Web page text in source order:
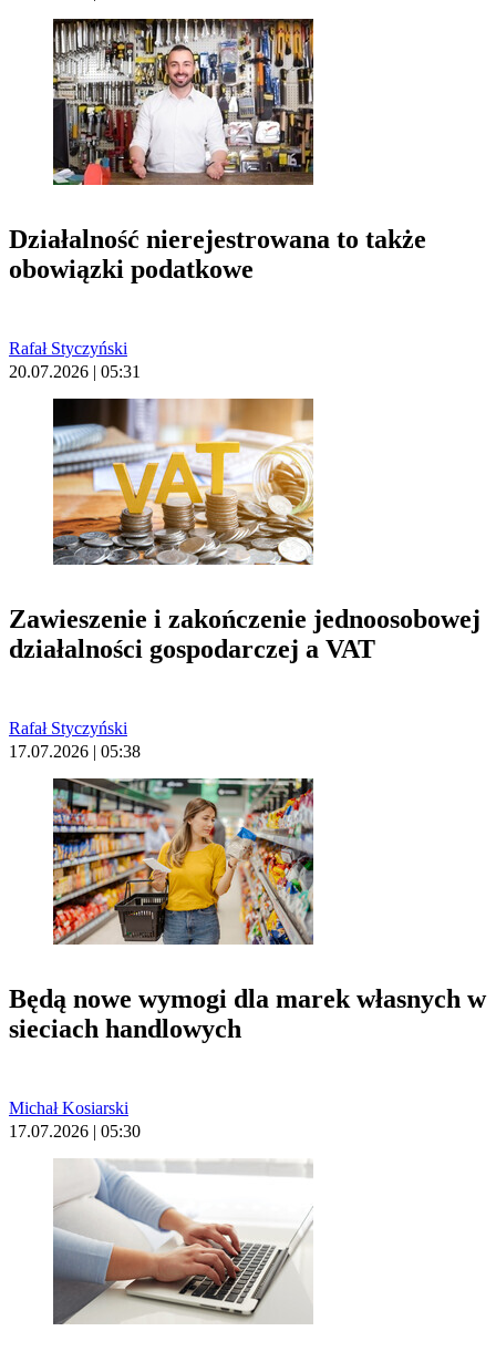
Działalność nierejestrowana to także
obowiązki podatkowe
Rafał Styczyński
20.07.2026 | 05:31
Zawieszenie i zakończenie jednoosobowej
działalności gospodarczej a VAT
Rafał Styczyński
17.07.2026 | 05:38
Będą nowe wymogi dla marek własnych w
sieciach handlowych
Michał Kosiarski
17.07.2026 | 05:30